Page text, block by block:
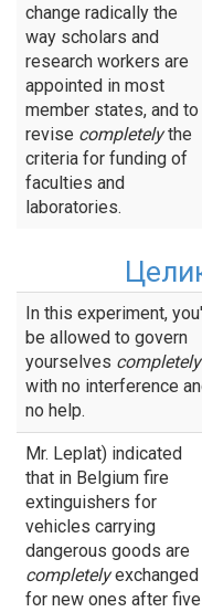
change radically the
way scholars and
research workers are
appointed in most
member states, and to
revise completelythe
criteria for funding of
faculties and
laboratories.
In this experiment,
be allowed to govern
yourselves completely
with no interference
no help.
Mr. Leplat) indicated
that in Belgium fire
extinguishers for
vehicles carrying
dangerous goods are
completelyexchanged
for new ones after five